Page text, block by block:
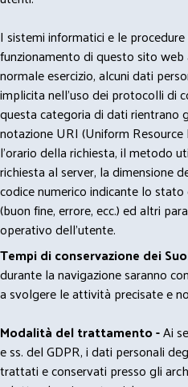
I sistemi informatici e le
funzionamento di questo sito
normale esercizio, alcuni dati
implicita nell'uso dei protocolli di
questa categoria di dati rientrano
notazione URI (Uniform
l'orario della richiesta, il metodo
richiesta al server, la dimensione
codice numerico indicante lo
(buon fine, errore, ecc.) ed altri
operativo dell'utente.
Tempi di conservazione dei
durante la navigazione saranno
a svolgere le attività precisate e
Modalità del trattamento -Ai
e ss. del GDPR, i dati personali
trattati e conservati presso gli